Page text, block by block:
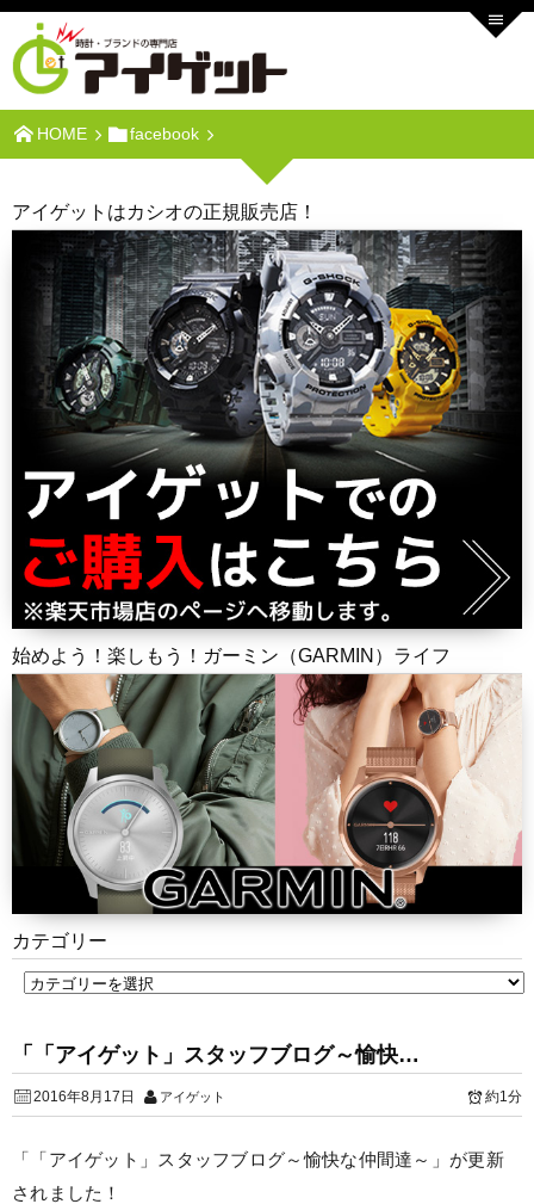
HOME facebook
アイゲットはカシオの正規販売店！
始めよう！楽しもう！ガーミン（GARMIN）ライフ
カテゴリー
「「アイゲット」スタッフブログ～愉快…
2016年8月17日 アイゲット 約1分
「「アイゲット」スタッフブログ～愉快な仲間達～」が更新
されました！